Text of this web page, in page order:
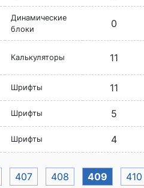
Динамические
блоки
0
Калькуляторы 11
Шрифты 11
Шрифты 5
Шрифты 4
407 408 409 410